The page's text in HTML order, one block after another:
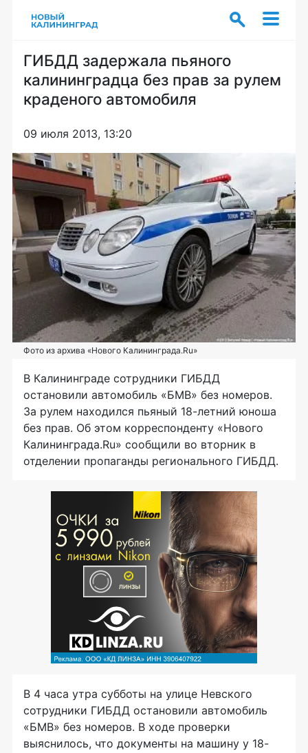
ГИБДД задержала пьяного
калининградца без прав за рулем
краденого автомобиля
09 июля 2013, 13:20
Фото из архива «Нового Калининграда.Ru»
В Калининграде сотрудники ГИБДД
остановили автомобиль «БМВ» без номеров.
За рулем находился пьяный 18-летний юноша
без прав. Об этом корреспонденту «Нового
Калининграда.Ru» сообщили во вторник в
отделении пропаганды регионального ГИБДД.
В 4 часа утра субботы на улице Невского
сотрудники ГИБДД остановили автомобиль
«БМВ» без номеров. В ходе проверки
выяснилось, что документы на машину у 18-